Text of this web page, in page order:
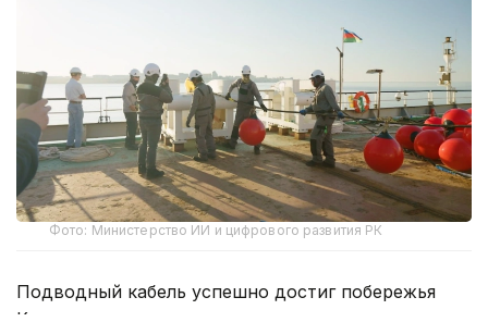
Фото: Министерство ИИ и цифрового развития РК
Подводный кабель успешно достиг побережья